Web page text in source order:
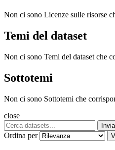
Non ci sono Licenze sulle risorse
Temi del dataset
Non ci sono Temi del dataset che
Sottotemi
Non ci sono Sottotemi che
close
Invia
Ordina per